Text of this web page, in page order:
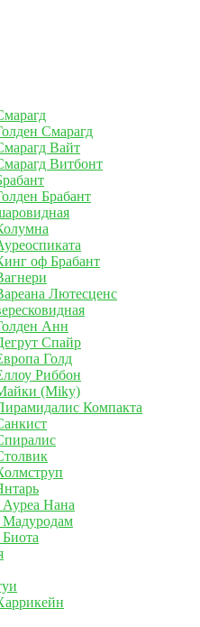
Смарагд
Вайт
Витбонт
Брабант
оф Брабант
Лютесценс
Анн
Спайр
Голд
Риббон
(Miky)
Компакта
Ауреа Нана
Мадуродам